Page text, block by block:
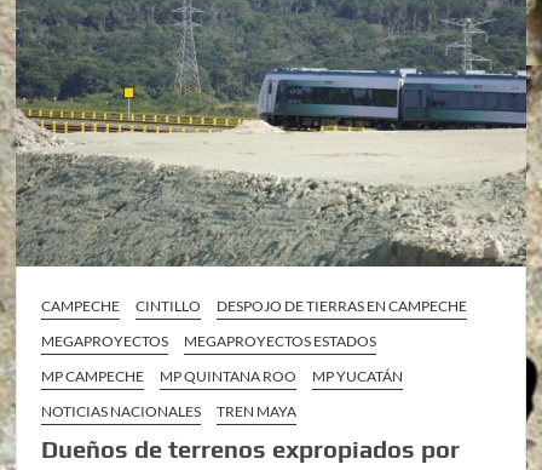
CAMPECHE CINTILLO
DESPOJO DE TIERRAS EN CAMPECHE
MEGAPROYECTOS
MEGAPROYECTOS ESTADOS
MP CAMPECHE
MP QUINTANA ROO
MP YUCATÁN
NOTICIAS NACIONALES
TREN MAYA
Dueños de terrenos expropiados por